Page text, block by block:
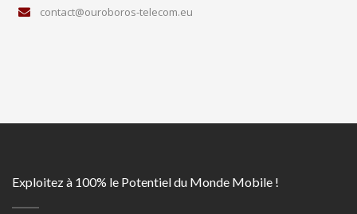
contact@ouroboros-telecom.eu
Exploitez à 100% le Potentiel du Monde Mobile !